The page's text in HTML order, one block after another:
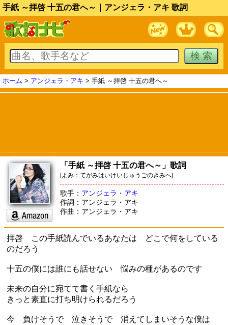
手紙 ～拝啓 十五の君へ～｜アンジェラ・アキ 歌詞
ホーム > アンジェラ・アキ > 手紙 ～拝啓 十五の君へ～
「手紙 ～拝啓 十五の君へ～」歌詞
[よみ：てがみはいけいじゅうごのきみへ]
歌手： アンジェラ・アキ
作詞：アンジェラ・アキ
作曲：アンジェラ・アキ
拝啓 この手紙読んでいるあなたは どこで何をしている
のだろう
十五の僕には誰にも話せない 悩みの種があるのです
未来の自分に宛てて書く手紙なら
きっと素直に打ち明けられるだろう
今 負けそうで 泣きそうで 消えてしまいそうな僕は